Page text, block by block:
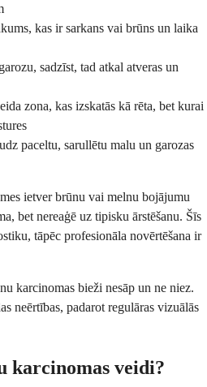
kas ir sarkans vai brūns un laika
sadzīst, tad atkal atveras un
zona, kas izskatās kā rēta, bet kurai
paceltu, sarullētu malu un garozas
ietver brūnu vai melnu bojājumu
bet nereaģē uz tipisku ārstēšanu. Šīs
tāpēc profesionāla novērtēšana ir
karcinomas bieži nesāp un ne niez.
neērtības, padarot regulāras vizuālās
karcinomas veidi?